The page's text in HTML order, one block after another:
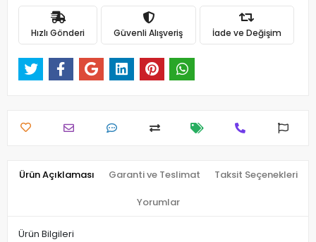
Hızlı Gönderi Güvenli Alışveriş İade ve Değişim
Ürün Açıklaması Garanti ve Teslimat Taksit Seçenekleri
Yorumlar
Ürün Bilgileri